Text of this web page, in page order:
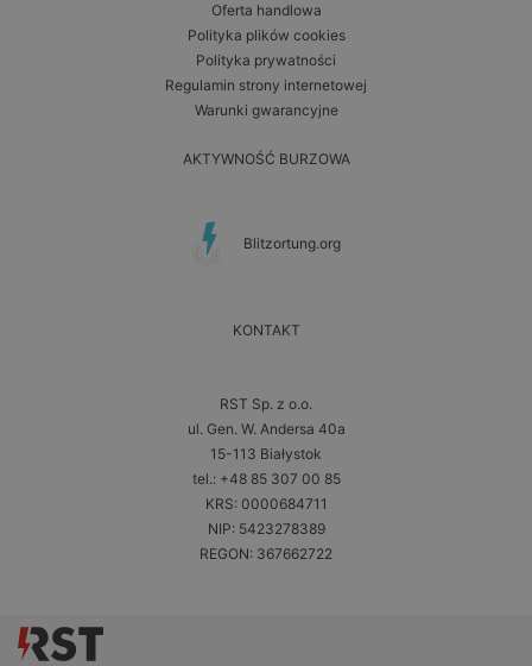
Oferta handlowa
Polityka plików cookies
Polityka prywatności
Regulamin strony internetowej
Warunki gwarancyjne
AKTYWNOŚĆ BURZOWA
Blitzortung.org
KONTAKT
RST Sp. z o.o.
ul. Gen. W. Andersa 40a
15-113 Białystok
tel.: +48 85 307 00 85
KRS: 0000684711
NIP: 5423278389
REGON: 367662722